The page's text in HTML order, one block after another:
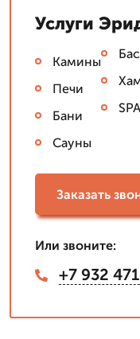
Услуги
Камины
Печи
Бани
Сауны
SPA
Заказать
Или звоните:
+7 932